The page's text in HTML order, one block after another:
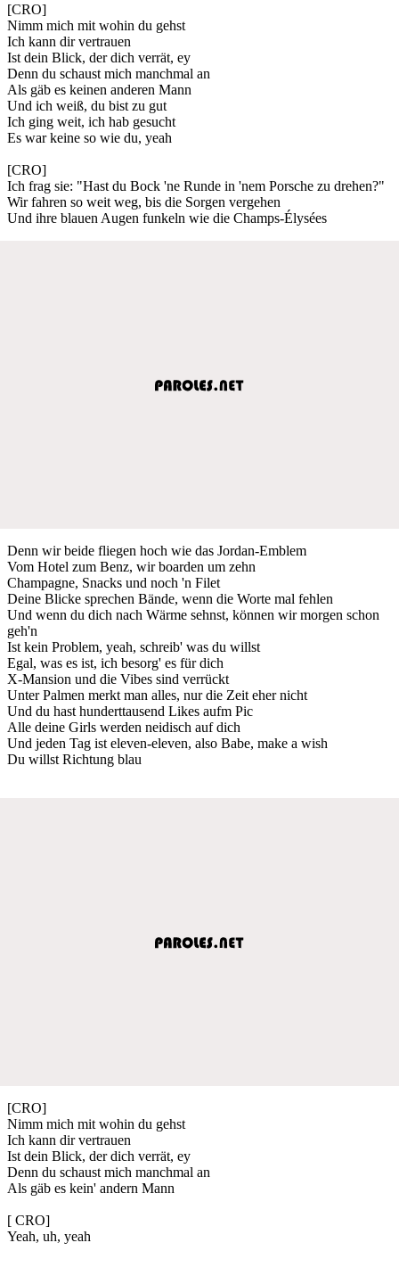
[CRO]
Nimm mich mit wohin du gehst
Ich kann dir vertrauen
Ist dein Blick, der dich verrät, ey
Denn du schaust mich manchmal an
Als gäb es keinen anderen Mann
Und ich weiß, du bist zu gut
Ich ging weit, ich hab gesucht
Es war keine so wie du, yeah
[CRO]
Ich frag sie: "Hast du Bock 'ne Runde in 'nem Porsche zu drehen?"
Wir fahren so weit weg, bis die Sorgen vergehen
Und ihre blauen Augen funkeln wie die Champs-Élysées
Denn wir beide fliegen hoch wie das Jordan-Emblem
Vom Hotel zum Benz, wir boarden um zehn
Champagne, Snacks und noch 'n Filet
Deine Blicke sprechen Bände, wenn die Worte mal fehlen
Und wenn du dich nach Wärme sehnst, können wir morgen schon
geh'n
Ist kein Problem, yeah, schreib' was du willst
Egal, was es ist, ich besorg' es für dich
X-Mansion und die Vibes sind verrückt
Unter Palmen merkt man alles, nur die Zeit eher nicht
Und du hast hunderttausend Likes aufm Pic
Alle deine Girls werden neidisch auf dich
Und jeden Tag ist eleven-eleven, also Babe, make a wish
Du willst Richtung blau
[CRO]
Nimm mich mit wohin du gehst
Ich kann dir vertrauen
Ist dein Blick, der dich verrät, ey
Denn du schaust mich manchmal an
Als gäb es kein' andern Mann
[ CRO]
Yeah, uh, yeah